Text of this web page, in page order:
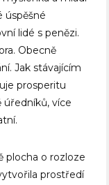
úspěšné
lidé s penězi.
Obecně
Jak stávajícím
prosperitu
úředníků, více
plocha o rozloze
prostředí